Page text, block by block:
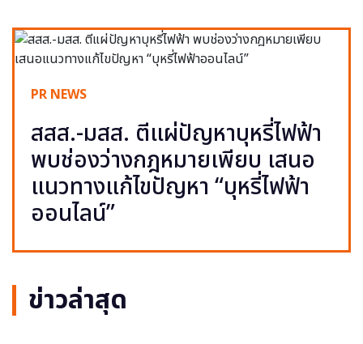
PR NEWS
สสส.-มสส. ตีแผ่ปัญหาบุหรี่ไฟฟ้า
พบช่องว่างกฎหมายเพียบ เสนอ
แนวทางแก้ไขปัญหา “บุหรี่ไฟฟ้า
ออนไลน์”
ข่าวล่าสุด